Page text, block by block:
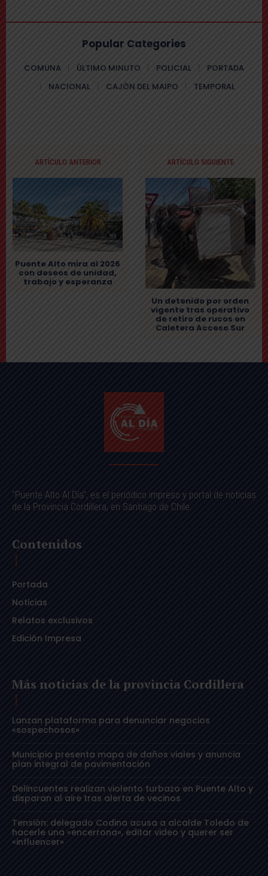
Popular Categories
COMUNA ÚLTIMO MINUTO POLICIAL
PORTADA
NACIONAL
CAJÓN DEL MAIPO TEMPORAL
ARTÍCULO ANTERIOR
Puente Alto mira al 2026
con deseos de unidad,
trabajo y esperanza
ARTÍCULO SIGUIENTE
Un detenido por orden
vigente tras operativo
de retiro de rucos en
Caletera Acceso Sur
"Puente Alto Al Día", es el periódico impreso y portal de noticias
de la Provincia Cordillera, en Santiago de Chile.
Contenidos
Portada
Noticias
Relatos exclusivos
Edición Impresa
Más noticias de la provincia Cordillera
Lanzan plataforma para denunciar negocios
«sospechosos»
Municipio presenta mapa de daños viales y anuncia
plan integral de pavimentación
Delincuentes realizan violento turbazo en Puente Alto y
disparan al aire tras alerta de vecinos
Tensión: delegado Codina acusa a alcalde Toledo de
hacerle una «encerrona», editar video y querer ser
«influencer»